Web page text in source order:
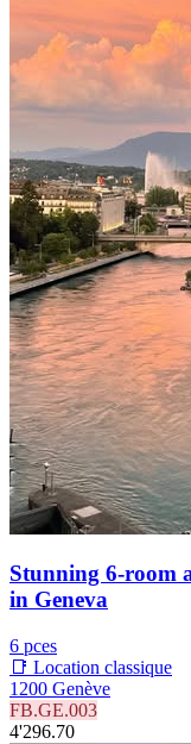
Stunning 6-room
in Geneva
6 pces
📑 Location classique
1200 Genève
FB.GE.003
4'296.70